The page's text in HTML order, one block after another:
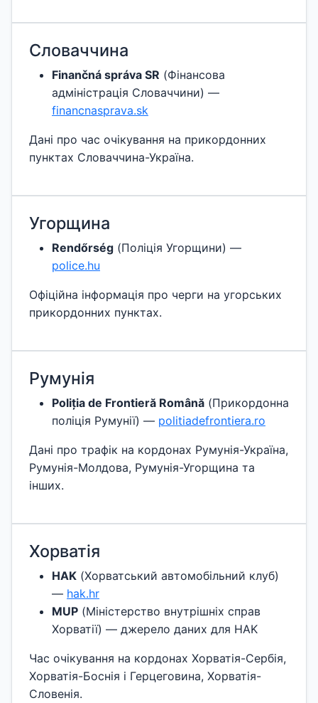
Словаччина
Finančná správa SR (Фінансова
адміністрація Словаччини) —
financnasprava.sk
Дані про час очікування на прикордонних
пунктах Словаччина-Україна.
Угорщина
Rendőrség (Поліція Угорщини) —
police.hu
Офіційна інформація про черги на угорських
прикордонних пунктах.
Румунія
Poliția de Frontieră Română (Прикордонна
поліція Румунії) — politiadefrontiera.ro
Дані про трафік на кордонах Румунія-Україна,
Румунія-Молдова, Румунія-Угорщина та
інших.
Хорватія
HAK (Хорватський автомобільний клуб)
— hak.hr
MUP (Міністерство внутрішніх справ
Хорватії) — джерело даних для HAK
Час очікування на кордонах Хорватія-Сербія,
Хорватія-Боснія і Герцеговина, Хорватія-
Словенія.